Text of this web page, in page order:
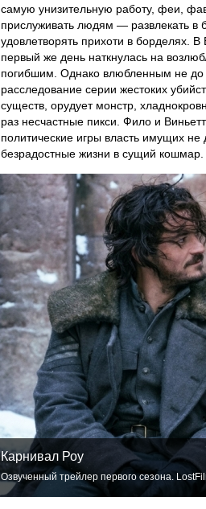
самую унизительную работу, феи,
прислуживать людям — развлекать в
удовлетворять прихоти в борделях.
первый же день наткнулась на
погибшим. Однако влюбленным не до
расследование серии жестоких
существ, орудует монстр,
раз несчастные пикси. Фило и
политические игры власть имущих не
безрадостные жизни в сущий кошмар.
Карнивал Роу
Озвученный трейлер первого сезона.